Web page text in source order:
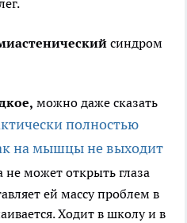
синдром
можно даже сказать
полностью
на мышцы не выходит
не может открыть глаза
ей массу проблем в
Ходит в школу и в